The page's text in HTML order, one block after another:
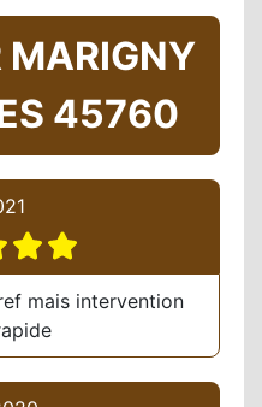
MARIGNY
45760
mais intervention